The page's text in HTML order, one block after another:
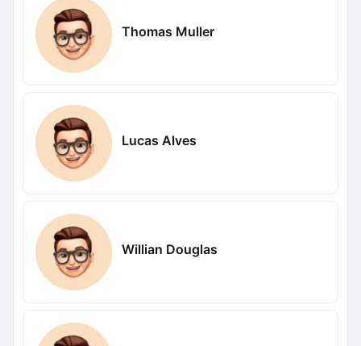
Thomas Muller
Lucas Alves
Willian Douglas